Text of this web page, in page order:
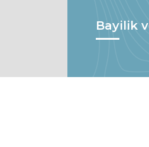
Bayilik